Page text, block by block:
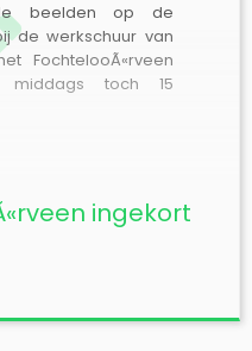
beelden op de
de werkschuur van
FochtelooÃ«rveen
toch 15
ingekort